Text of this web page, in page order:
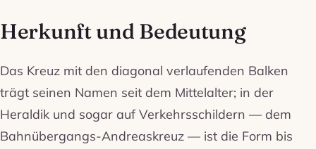
Herkunft und Bedeutung
Das Kreuz mit den diagonal verlaufenden Balken
trägt seinen Namen seit dem Mittelalter; in der
Heraldik und sogar auf Verkehrsschildern — dem
Bahnübergangs-Andreaskreuz — ist die Form bis